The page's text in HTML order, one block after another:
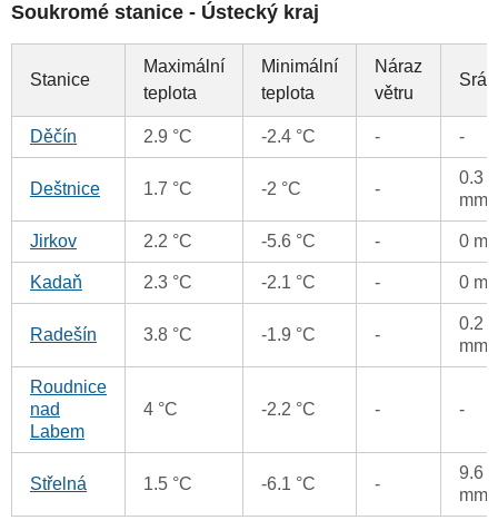
Soukromé stanice - Ústecký kraj
Stanice
Maximální
teplota
Minimální
teplota
Náraz
větru
Děčín 2.9 °C -2.4 °C - -
Deštnice 1.7 °C -2 °C -
0.3
mm
Jirkov 2.2 °C -5.6 °C - 0
Kadaň 2.3 °C -2.1 °C - 0
Radešín 3.8 °C -1.9 °C -
0.2
mm
Roudnice
nad
Labem
4 °C -2.2 °C - -
Střelná 1.5 °C -6.1 °C -
9.6
mm